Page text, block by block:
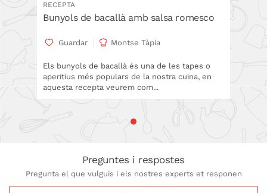
RECEPTA
Bunyols de bacallà amb salsa romesco
Guardar Montse Tàpia
Els bunyols de bacallà és una de les tapes o
aperitius més populars de la nostra cuina, en
aquesta recepta veurem com...
Preguntes i respostes
Pregunta el que vulguis i els nostres experts et responen